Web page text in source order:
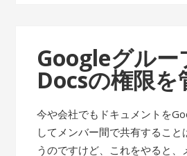
Googleグルー
Docsの権限を
今や会社でもドキュメントを
してメンバー間で共有すること
うのですけど、これをやると、